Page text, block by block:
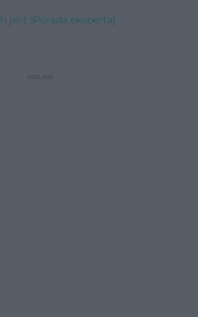
jelit [Porada eksperta]